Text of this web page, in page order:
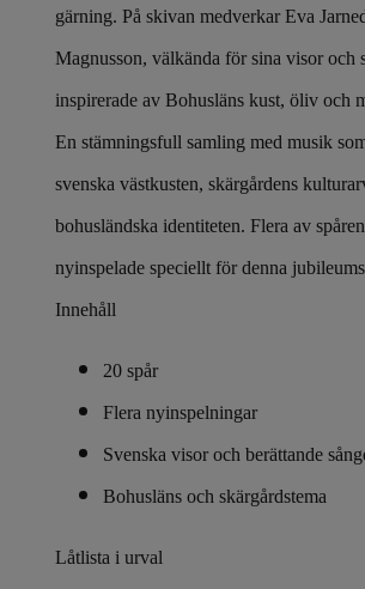
gärning. På skivan medverkar Eva
Magnusson, välkända för sina visor och
inspirerade av Bohusläns kust, öliv och
En stämningsfull samling med musik
svenska västkusten, skärgårdens
bohusländska identiteten. Flera av
nyinspelade speciellt för denna
Innehåll
20 spår
Flera nyinspelningar
Svenska visor och berättande
Bohusläns och skärgårdstema
Låtlista i urval